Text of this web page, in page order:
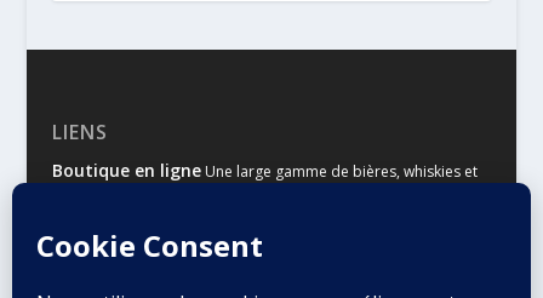
LIENS
Boutique en ligneUne large gamme de bières, whiskies et
Malts & HoublonsLe site d’information des amateurs de